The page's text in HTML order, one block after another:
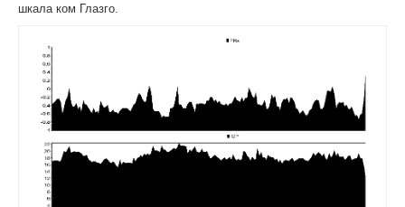
шкала ком Глазго.